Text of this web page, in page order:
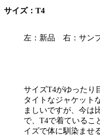
サイズ：T4
左：新品 右：サン
サイズT4がゆったり
タイトなジャケット
ましいですが、今は
で、T4で着ているこ
イズで体に馴染ませ